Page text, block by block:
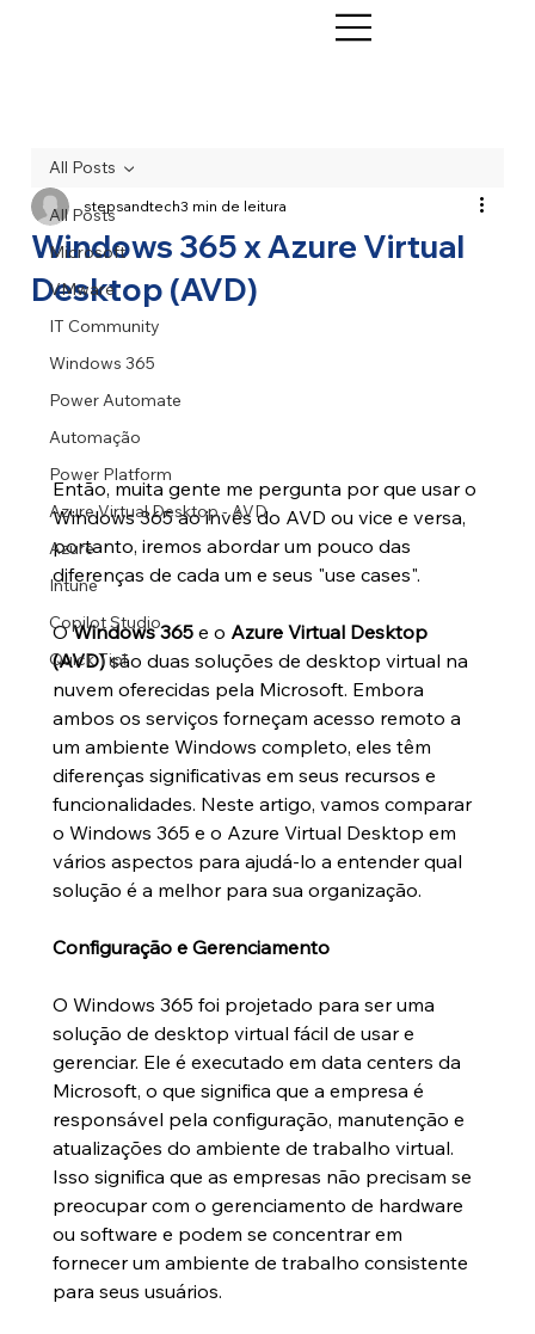
All Posts
Microsoft
VMware
IT Community
Windows 365
Power Automate
Automação
Power Platform
Azure Virtual Desktop - AVD
Azure
Intune
Copilot Studio
Quick Tip!
All Posts
Windows 365 x Azure Virtual
Desktop (AVD)
stepsandtech3 min de leitura
Então, muita gente me pergunta por que usar o
Windows 365 ao invés do AVD ou vice e versa,
portanto, iremos abordar um pouco das
diferenças de cada um e seus "use cases".
O Windows 365 e o Azure Virtual Desktop
(AVD) são duas soluções de desktop virtual na
nuvem oferecidas pela Microsoft. Embora
ambos os serviços forneçam acesso remoto a
um ambiente Windows completo, eles têm
diferenças significativas em seus recursos e
funcionalidades. Neste artigo, vamos comparar
o Windows 365 e o Azure Virtual Desktop em
vários aspectos para ajudá-lo a entender qual
solução é a melhor para sua organização.
Configuração e Gerenciamento
O Windows 365 foi projetado para ser uma
solução de desktop virtual fácil de usar e
gerenciar. Ele é executado em data centers da
Microsoft, o que significa que a empresa é
responsável pela configuração, manutenção e
atualizações do ambiente de trabalho virtual.
Isso significa que as empresas não precisam se
preocupar com o gerenciamento de hardware
ou software e podem se concentrar em
fornecer um ambiente de trabalho consistente
para seus usuários.